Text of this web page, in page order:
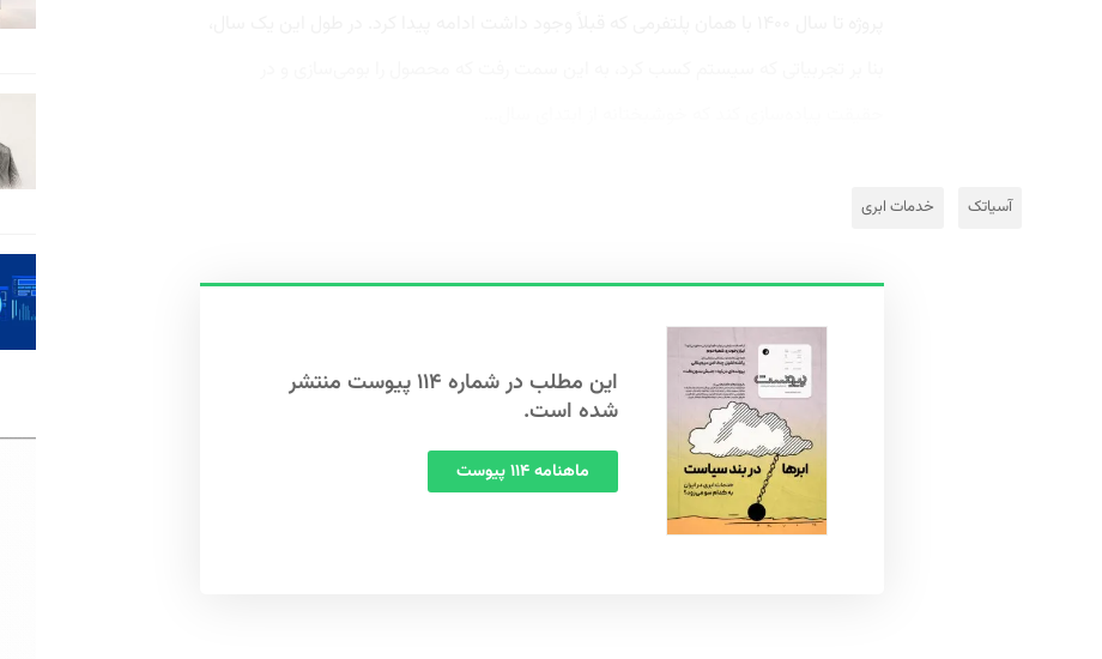
آسیاتک خدمات ابری
این مطلب در شماره ۱۱۴ پیوست منتشر
شده است.
ماهنامه ۱۱۴ پیوست